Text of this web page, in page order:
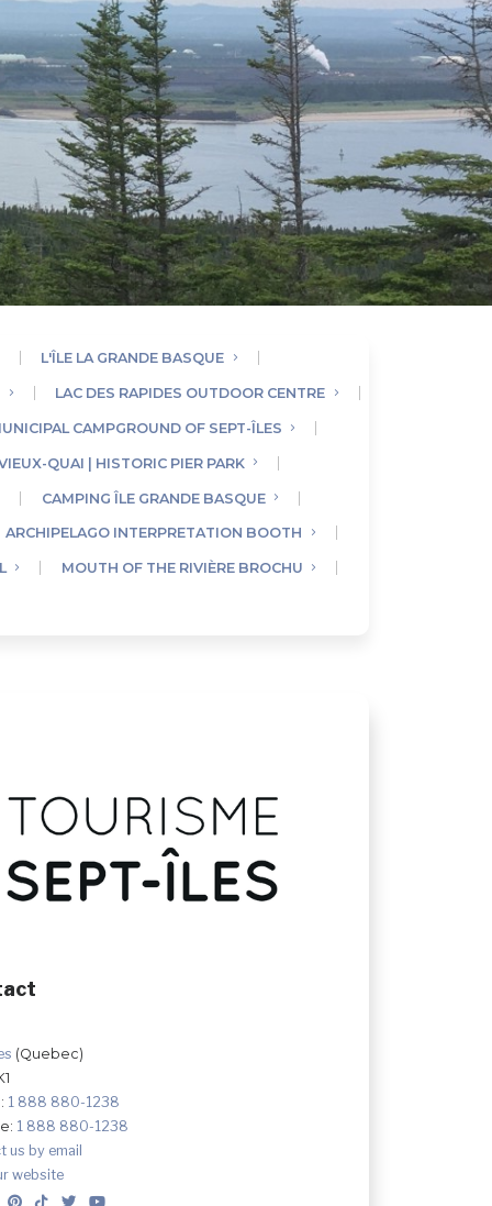
L'ÎLE LA GRANDE BASQUE
LAC DES RAPIDES OUTDOOR CENTRE
CAMPGROUND OF SEPT-ÎLES
QUAI | HISTORIC PIER PARK
CAMPING ÎLE GRANDE BASQUE
ARCHIPELAGO INTERPRETATION BOOTH
MOUTH OF THE RIVIÈRE BROCHU
(Quebec)
1 888 880-1238
1 888 880-1238
us by email
website